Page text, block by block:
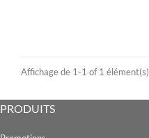
Affichage de 1-1 of 1 élément(s)
PRODUITS